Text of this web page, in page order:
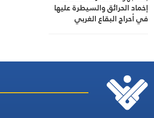
إخماد الحرائق والسيطرة عليها
في أحراج البقاع الغربي